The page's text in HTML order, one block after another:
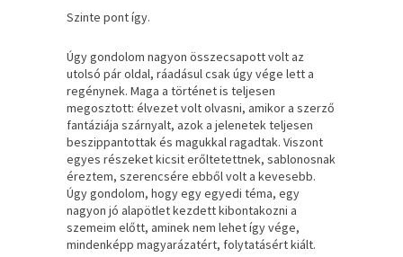
Szinte pont így.
Úgy gondolom nagyon összecsapott volt az
utolsó pár oldal, ráadásul csak úgy vége lett a
regénynek. Maga a történet is teljesen
megosztott: élvezet volt olvasni, amikor a szerző
fantáziája szárnyalt, azok a jelenetek teljesen
beszippantottak és magukkal ragadtak. Viszont
egyes részeket kicsit erőltetettnek, sablonosnak
éreztem, szerencsére ebből volt a kevesebb.
Úgy gondolom, hogy egy egyedi téma, egy
nagyon jó alapötlet kezdett kibontakozni a
szemeim előtt, aminek nem lehet így vége,
mindenképp magyarázatért, folytatásért kiált.